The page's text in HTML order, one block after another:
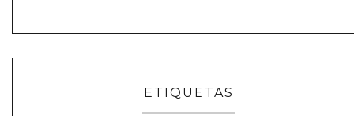
ETIQUETAS